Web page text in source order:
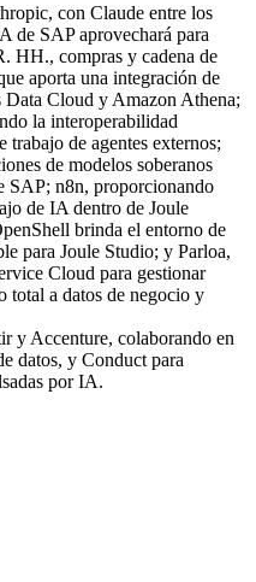
con Claude entre los
de SAP aprovechará para
HH., compras y cadena de
aporta una integración de
Data Cloud y Amazon Athena;
la interoperabilidad
de agentes externos;
de modelos soberanos
SAP; n8n, proporcionando
de IA dentro de Joule
brinda el entorno de
para Joule Studio; y Parloa,
Cloud para gestionar
total a datos de negocio y
y Accenture, colaborando en
datos, y Conduct para
por IA.